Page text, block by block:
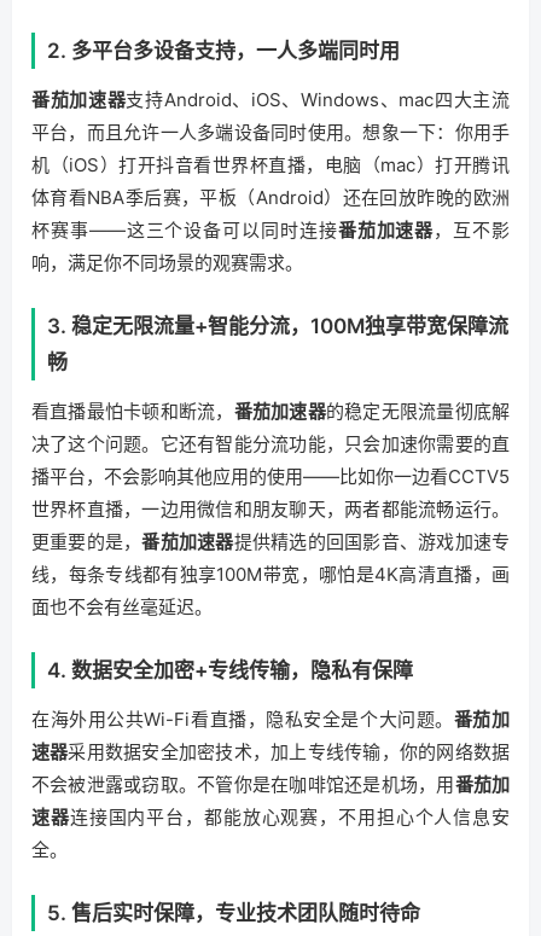
2. 多平台多设备支持，一人多端同时用
番茄加速器支持Android、iOS、Windows、mac四大主流
平台，而且允许一人多端设备同时使用。想象一下：你用手
机（iOS）打开抖音看世界杯直播，电脑（mac）打开腾讯
体育看NBA季后赛，平板（Android）还在回放昨晚的欧洲
杯赛事——这三个设备可以同时连接番茄加速器，互不影
响，满足你不同场景的观赛需求。
3. 稳定无限流量+智能分流，100M独享带宽保障流
畅
看直播最怕卡顿和断流， 番茄加速器的稳定无限流量彻底解
决了这个问题。它还有智能分流功能，只会加速你需要的直
播平台，不会影响其他应用的使用——比如你一边看CCTV5
世界杯直播，一边用微信和朋友聊天，两者都能流畅运行。
更重要的是，番茄加速器提供精选的回国影音、游戏加速专
线，每条专线都有独享100M带宽，哪怕是4K高清直播，画
面也不会有丝毫延迟。
4. 数据安全加密+专线传输，隐私有保障
在海外用公共Wi-Fi看直播，隐私安全是个大问题。 番茄加
速器采用数据安全加密技术，加上专线传输，你的网络数据
不会被泄露或窃取。不管你是在咖啡馆还是机场，用番茄加
速器连接国内平台，都能放心观赛，不用担心个人信息安
全。
5. 售后实时保障，专业技术团队随时待命